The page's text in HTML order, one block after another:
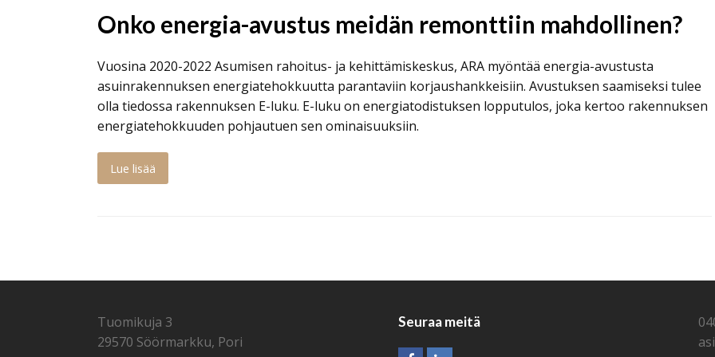
Onko energia-avustus meidän remonttiin mahdollinen?
Vuosina 2020-2022 Asumisen rahoitus- ja kehittämiskeskus, ARA myöntää energia-avustusta
asuinrakennuksen energiatehokkuutta parantaviin korjaushankkeisiin. Avustuksen saamiseksi tulee
olla tiedossa rakennuksen E-luku. E-luku on energiatodistuksen lopputulos, joka kertoo rakennuksen
energiatehokkuuden pohjautuen sen ominaisuuksiin.
Lue lisää
Tuomikuja 3
29570 Söörmarkku, Pori
Seuraa meitä